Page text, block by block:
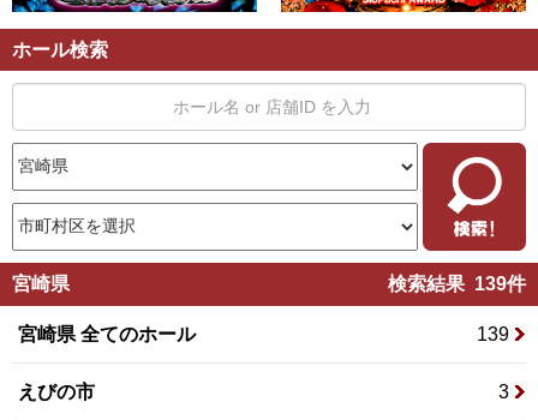
ホール検索
宮崎県 検索結果 139件
宮崎県 全てのホール 139
えびの市 3